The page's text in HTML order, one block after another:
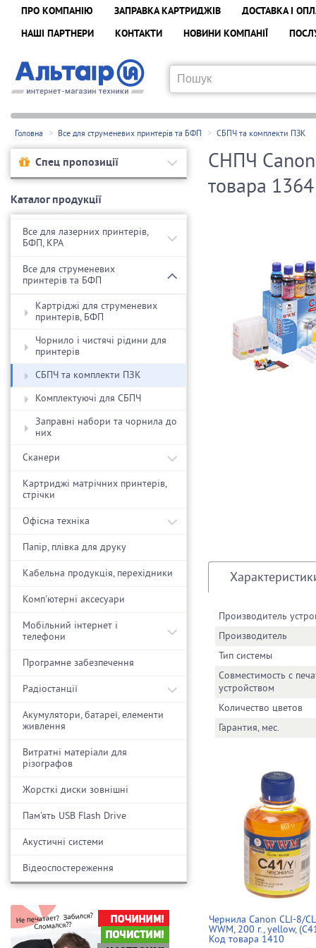
ПРО КОМПАНІЮ ЗАПРАВКА КАРТРИДЖІВ
ДОСТАВКА І
НАШІ ПАРТНЕРИ
КОНТАКТИ НОВИНИ КОМПАНІЇ
Головна Все для струменевих принтерів та БФП СБПЧ та комплекти ПЗК
Спец пропозиції
Каталог продукції
Все для лазерних принтерів,
БФП, КРА
Все для струменевих
принтерів та БФП
Картріджі для струменевих
принтерів, БФП
Чорнило і чистячі рідини для
принтерів
СБПЧ та комплекти ПЗК
Комплектуючі для СБПЧ
Заправні набори та чорнила до
них
Сканери
Картриджі матрічних принтерів,
стрічки
Офісна техніка
Папір, плівка для друку
Кабельна продукція, перехідники
Комп'ютерні аксесуари
Мобільний інтернет і
телефони
Програмне забезпечення
Радіостанції
Акумулятори, батареї, елементи
живлення
Витратні матеріали для
різографов
Жорсткі диски зовнішні
Пам'ять USB Flash Drive
Акустичні системи
Відеоспостереження
СНПЧ Canon
товара 1364
Производитель
Производитель
Тип системы
Совместимость с
устройством
Количество цветов
Гарантия, мес.
Чернила Canon CLI-8/
WWM, 200 г., yellow,
Код товара 1410